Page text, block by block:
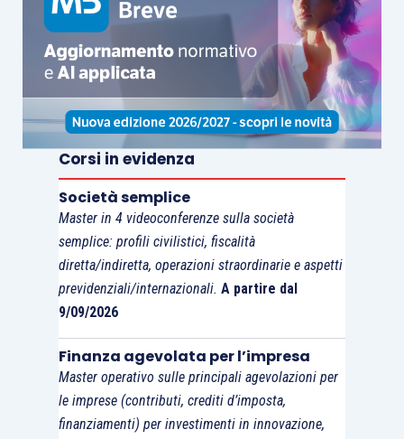
Corsi in evidenza
Società semplice
Master in 4 videoconferenze sulla società
semplice: profili civilistici, fiscalità
diretta/indiretta, operazioni straordinarie e aspetti
previdenziali/internazionali. A partire dal
9/09/2026
Finanza agevolata per l’impresa
Master operativo sulle principali agevolazioni per
le imprese (contributi, crediti d’imposta,
finanziamenti) per investimenti in innovazione,